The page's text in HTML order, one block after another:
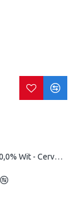
Bavaria 0,0% Wit - Cerveza Holandesa Trigo Sin Alcohol 30 cl.